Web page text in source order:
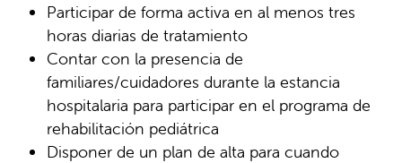
Participar de forma activa en al menos tres
horas diarias de tratamiento
Contar con la presencia de
familiares/cuidadores durante la estancia
hospitalaria para participar en el programa de
rehabilitación pediátrica
Disponer de un plan de alta para cuando